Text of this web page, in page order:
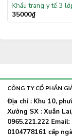
Khẩu trang y tế 3
35000₫
CÔNG TY CỔ PHẦN
Địa chỉ : Khu 10,
Xưởng SX : Xuân
0965.221.222
0104778161 cấp